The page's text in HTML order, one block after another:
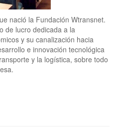
nació la Fundación Wtransnet.
de lucro dedicada a la
y su canalización hacia
e innovación tecnológica
y la logística, sobre todo